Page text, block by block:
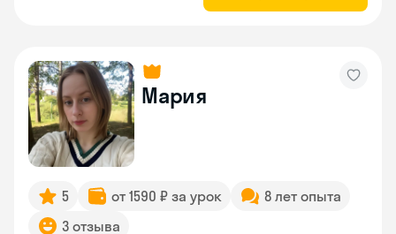
Мария
5 от 1590 ₽ за урок
8 лет опыта
3 отзыва